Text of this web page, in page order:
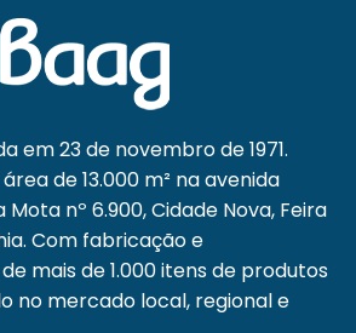
em 23 de novembro de 1971.
de 13.000 m² na avenida
Mota nº 6.900, Cidade Nova, Feira
Com fabricação e
mais de 1.000 itens de produtos
no mercado local, regional e